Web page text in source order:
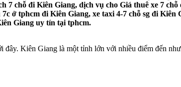
chỗ đi Kiên Giang, dịch vụ cho Giá thuê xe 7
ở tphcm đi Kiên Giang, xe taxi 4-7 chỗ sg đi
Giang uy tín tại tphcm.
Kiên Giang là một tỉnh lớn với nhiều điểm đến